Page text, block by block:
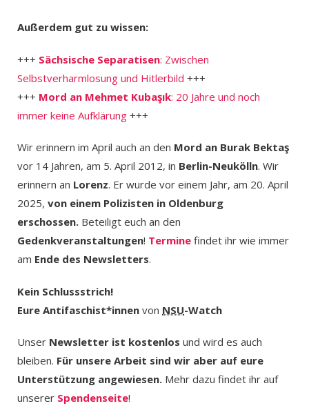
Außerdem gut zu wissen:
+++ Sächsische Separatisen: Zwischen
Selbstverharmlosung und Hitlerbild +++
+++ Mord an Mehmet Kubaşık: 20 Jahre und noch
immer keine Aufklärung +++
Wir erinnern im April auch an den Mord an Burak Bektaş
vor 14 Jahren, am 5. April 2012, in Berlin-Neukölln. Wir
erinnern an Lorenz. Er wurde vor einem Jahr, am 20. April
2025, von einem Polizisten in Oldenburg
erschossen. Beteiligt euch an den
Gedenkveranstaltungen! Termine findet ihr wie immer
am Ende des Newsletters.
Kein Schlussstrich!
Eure Antifaschist*innen von NSU-Watch
Unser Newsletter ist kostenlos und wird es auch
bleiben. Für unsere Arbeit sind wir aber auf eure
Unterstützung angewiesen. Mehr dazu findet ihr auf
unserer Spendenseite!